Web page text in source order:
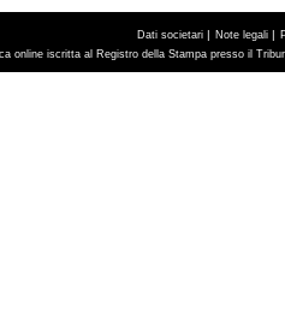
Dati societari | Note legali |
online iscritta al Registro della Stampa presso il